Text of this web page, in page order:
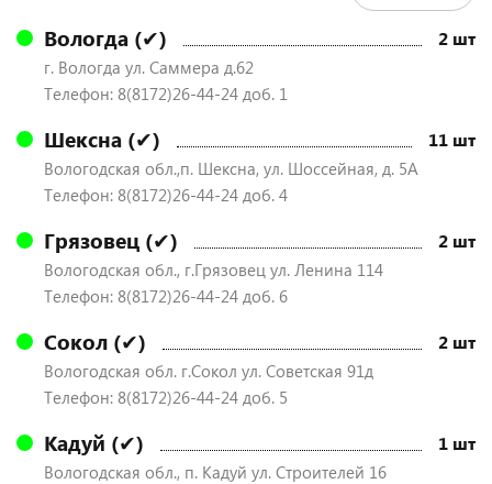
Вологда (✔) 2 шт
г. Вологда ул. Саммера д.62
Телефон: 8(8172)26-44-24 доб. 1
Шексна (✔) 11 шт
Вологодская обл.,п. Шексна, ул. Шоссейная, д. 5А
Телефон: 8(8172)26-44-24 доб. 4
Грязовец (✔) 2 шт
Вологодская обл., г.Грязовец ул. Ленина 114
Телефон: 8(8172)26-44-24 доб. 6
Сокол (✔) 2 шт
Вологодская обл. г.Сокол ул. Советская 91д
Телефон: 8(8172)26-44-24 доб. 5
Кадуй (✔) 1 шт
Вологодская обл., п. Кадуй ул. Строителей 16